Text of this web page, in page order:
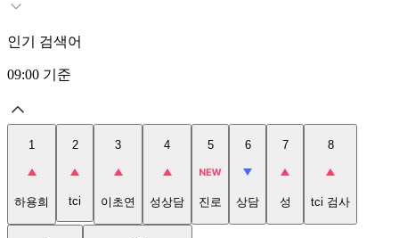
인기 검색어
09:00 기준
1
하용희
2
tci
3
이초연
4
성상담
5
진로
6
상담
7
성
8
tci 검사